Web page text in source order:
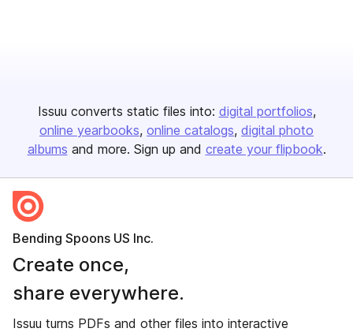
Issuu converts static files into: digital portfolios
online yearbooks online catalogs digital photo
albums and more. Sign up and create your flipbook.
Bending Spoons US Inc.
Create once,
share everywhere.
Issuu turns PDFs and other files into interactive